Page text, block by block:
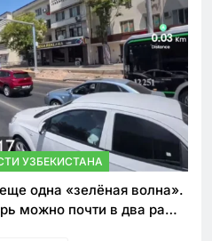
УЗБЕКИСТАНА
одна «зелёная волна».
можно почти в два раза